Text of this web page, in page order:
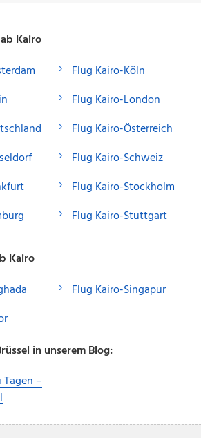
Kairo
Flug Kairo-Köln
Flug Kairo-London
Flug Kairo-Österreich
Flug Kairo-Schweiz
Flug Kairo-Stockholm
Flug Kairo-Stuttgart
Kairo
Flug Kairo-Singapur
in unserem Blog:
–